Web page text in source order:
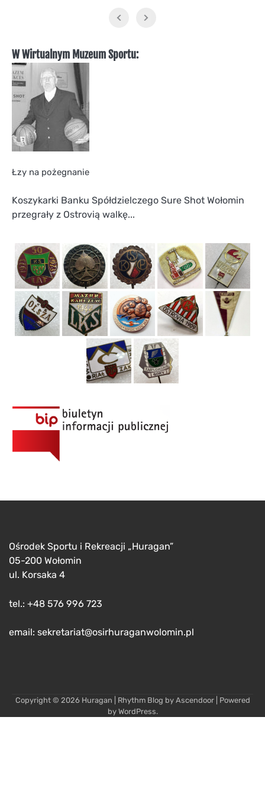
W Wirtualnym Muzeum Sportu:
Łzy na pożegnanie
Koszykarki Banku Spółdzielczego Sure Shot Wołomin
przegrały z Ostrovią walkę...
Ośrodek Sportu i Rekreacji „Huragan”
05-200 Wołomin
ul. Korsaka 4
tel.: +48 576 996 723
email: sekretariat@osirhuraganwolomin.pl
Copyright © 2026 Huragan | Rhythm Blog by Ascendoor| Powered
by WordPress.